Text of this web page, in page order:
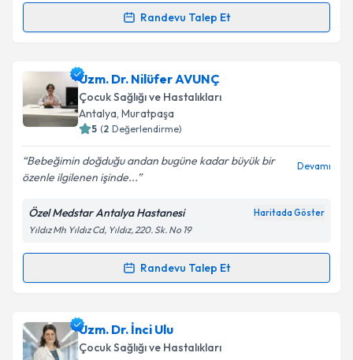
Kişisel verilerimin işlenmesine ilişkin
Metni'ni okudum ve kişisel verilerimin belirtilen
Takvim Talebini Gönder
Randevu Talep Et
Randevu Takvimi Talebi
Uzm. Dr. Seda Özeriçin randevu takvimi talebi
oluşturun. Size bu uzmandan randevu almanız için bir
takvim hazırlandığında e-posta ile bilgilendireceğiz.
Kişisel verilerimin işlenmesine ilişkin
Aydınlatma
Metni'ni okudum ve kişisel verilerimin belirtilen
kapsamda işlenmesini kabul ediyorum.
Uzm. Dr. Nilüfer AVUNÇ
Çocuk Sağlığı ve Hastalıkları
Antalya, Muratpaşa
5 (2 Değerlendirme)
Bebeğimin doğduğu andan bugüne kadar büyük bir
özenle ilgilenen işinde...
Devamı
Özel Medstar Antalya Hastanesi Haritada Göster
Yıldız Mh Yıldız Cd, Yıldız, 220. Sk. No 19
Randevu Talep Et
Randevu Takvimi Talebi
Uzm. Dr. Nilüfer AVUNÇ
oluşturun. Size bu uzmandan randevu almanız için bir
Uzm. Dr. İnci Ulu
Çocuk Sağlığı ve Hastalıkları